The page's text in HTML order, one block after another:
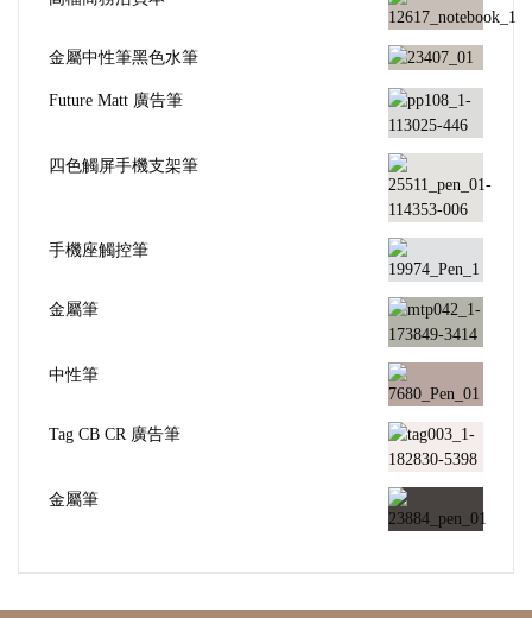
金屬中性筆黑色水筆
Future Matt 廣告筆
四色觸屏手機支架筆
手機座觸控筆
金屬筆
中性筆
Tag CB CR 廣告筆
金屬筆